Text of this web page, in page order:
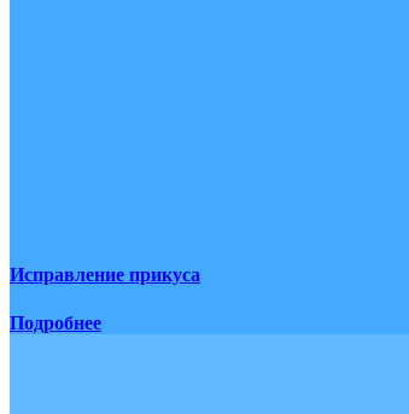
Исправление прикуса
Подробнее